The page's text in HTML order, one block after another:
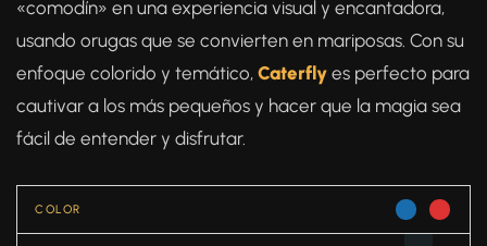
«comodín» en una experiencia visual y encantadora,
usando orugas que se convierten en mariposas. Con su
enfoque colorido y temático, Caterfly es perfecto para
cautivar a los más pequeños y hacer que la magia sea
fácil de entender y disfrutar.
COLOR